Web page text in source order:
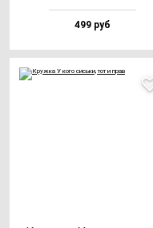
499 руб